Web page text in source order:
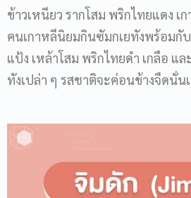
ข้าวเหนียว รากโสม พริกไทยแดง
คนเกาหลีนิยมกินซัมกเยทังพร้อมกับ
แป้ง เหล้าโสม พริกไทยดำ เกลือ แ
ทังเปล่า ๆ รสชาติจะค่อนข้างจืดนั่น